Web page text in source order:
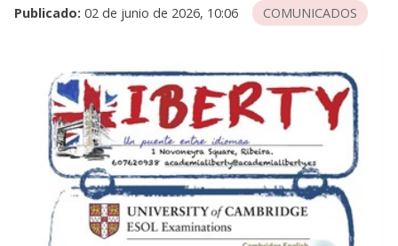
Publicado: 02 de junio de 2026, 10:06 COMUNICADOS